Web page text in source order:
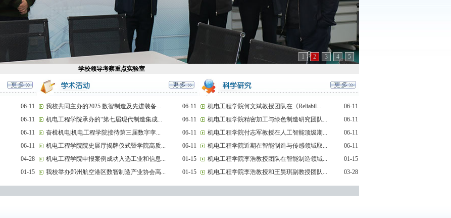
1 2 3 4
5
学校领导考察重点实验室
06-11
06-11
06-11
06-11
04-28
01-15
我校共同主办的2025 数智制造及先进装备...
06-11
机电工程学院承办的“第七届现代制造集成...
06-11
奋楫机电|机电工程学院接待第三届数字孪...
06-11
机电工程学院院史展厅揭牌仪式暨学院高质...
06-11
机电工程学院申报案例成功入选工业和信息...
01-15
我校举办郑州航空港区数智制造产业协会高...
01-15
机电工程学院何文斌教授团队在《Reliabil...
06-11
机电工程学院精密加工与绿色制造研究团队...
06-11
机电工程学院付志军教授在人工智能顶级期...
06-11
机电工程学院近期在智能制造与传感领域取...
06-11
机电工程学院李浩教授团队在智能制造领域...
01-15
机电工程学院李浩教授和王昊琪副教授团队...
03-28